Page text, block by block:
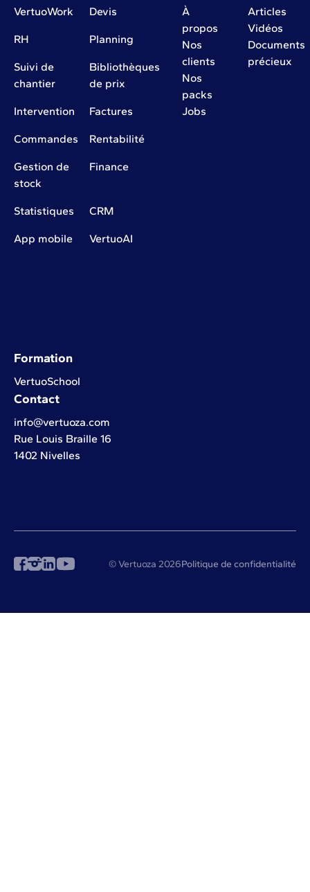
VertuoWork Devis
RH Planning
Suivi de
chantier
Bibliothèques
de prix
Intervention Factures
Commandes Rentabilité
Gestion de
stock
Finance
Statistiques CRM
App mobile VertuoAI
À
propos
Nos
clients
Nos
packs
Jobs
Articles
Vidéos
Documents
précieux
Formation
VertuoSchool
Contact
info@vertuoza.com
Rue Louis Braille 16
1402 Nivelles
© Vertuoza 2026Politique de confidentialité